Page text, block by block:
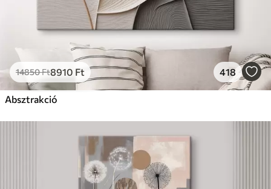
14850Ft8910 Ft 418
Absztrakció